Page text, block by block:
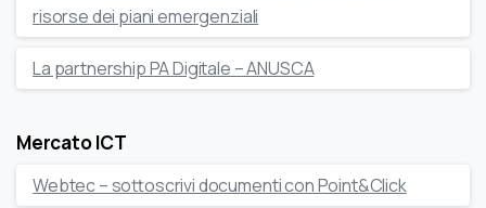
risorse dei piani emergenziali
La partnership PA Digitale – ANUSCA
Mercato ICT
Webtec – sottoscrivi documenti con Point&Click